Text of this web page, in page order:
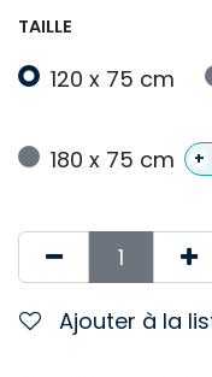
TAILLE
120 x 75 cm
180 x 75 cm +
Ajouter à la